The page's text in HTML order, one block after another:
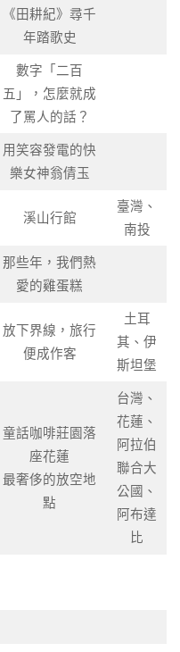
《田耕紀》尋千
年踏歌史
數字「二百
五」，怎麼就成
了罵人的話？
用笑容發電的快
樂女神翁倩玉
溪山行館
臺灣、
南投
那些年，我們熱
愛的雞蛋糕
放下界線，旅行
便成作客
土耳
其、伊
斯坦堡
童話咖啡莊園落
座花蓮
最奢侈的放空地
點
台灣、
花蓮、
阿拉伯
聯合大
公國、
阿布達
比